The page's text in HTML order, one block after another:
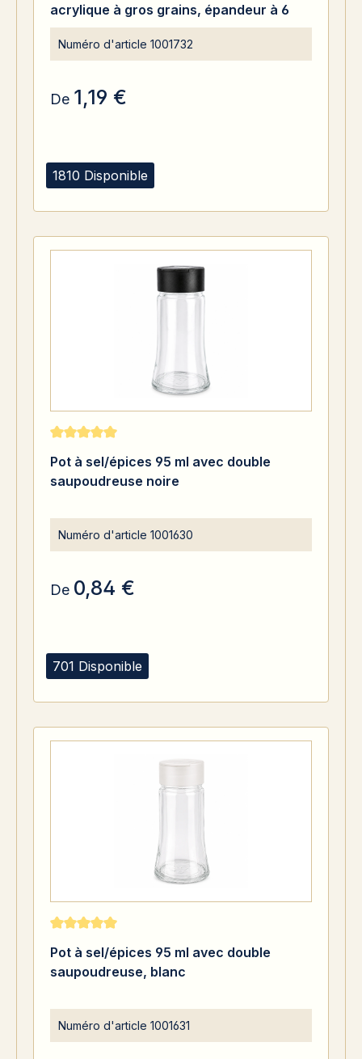
1810 Disponible
acrylique à gros grains, épandeur à 6
trous ø8mm. Filetage de 41mm.
Couvercle press-on.
Numéro d'article 1001732
De 1,19 €
701 Disponible
Note moyenne de 5 sur 5 étoiles
Pot à sel/épices 95 ml avec double
saupoudreuse noire
Numéro d'article 1001630
De 0,84 €
Note moyenne de 5 sur 5 étoiles
Pot à sel/épices 95 ml avec double
saupoudreuse, blanc
Numéro d'article 1001631